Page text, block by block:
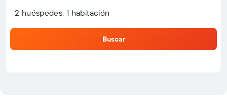
2 huéspedes, 1 habitación
Buscar